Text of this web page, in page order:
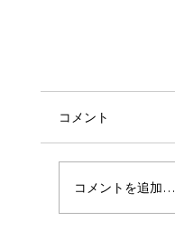
コメント
コメントを追加…